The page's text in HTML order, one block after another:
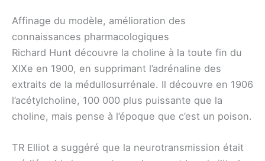
Affinage du modèle, amélioration des
connaissances pharmacologiques
Richard Hunt découvre la choline à la toute fin du
XIXe en 1900, en supprimant l’adrénaline des
extraits de la médullosurrénale. Il découvre en 1906
l’acétylcholine, 100 000 plus puissante que la
choline, mais pense à l’époque que c’est un poison.
TR Elliot a suggéré que la neurotransmission était